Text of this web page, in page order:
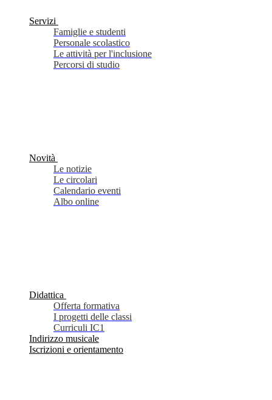
Servizi
Famiglie e studenti
Personale scolastico
Le attività per l'inclusione
Percorsi di studio
Novità
Le notizie
Le circolari
Calendario eventi
Albo online
Didattica
Offerta formativa
I progetti delle classi
Curriculi IC1
Indirizzo musicale
Iscrizioni e orientamento